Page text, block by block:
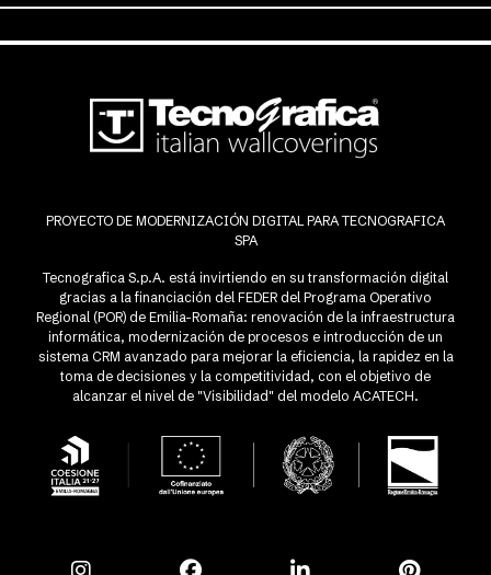
PROYECTO DE MODERNIZACIÓN DIGITAL PARA TECNOGRAFICA
SPA
Tecnografica S.p.A. está invirtiendo en su transformación digital
gracias a la financiación del FEDER del Programa Operativo
Regional (POR) de Emilia-Romaña: renovación de la infraestructura
informática, modernización de procesos e introducción de un
sistema CRM avanzado para mejorar la eficiencia, la rapidez en la
toma de decisiones y la competitividad, con el objetivo de
alcanzar el nivel de "Visibilidad" del modelo ACATECH.